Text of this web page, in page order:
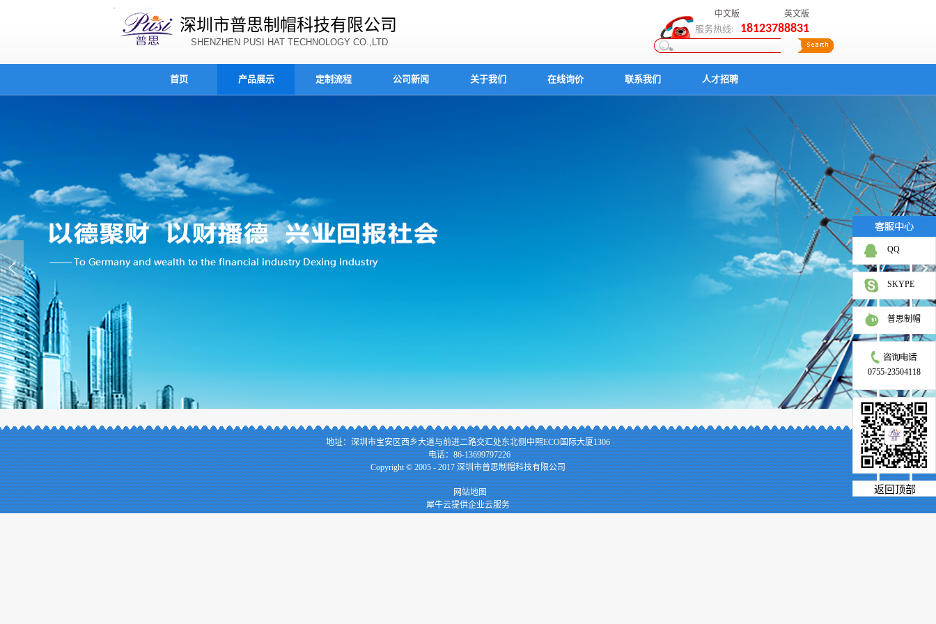
深圳市普思制帽科技有限公司
SHENZHEN PUSI HAT TECHNOLOGY CO.,LTD
服务热线: 18123788831
中文版 英文版
首页 产品展示 定制流程 公司新闻 关于我们 在线询价 联系我们 人才招聘
Copyright © 2005 - 2017 深圳市普思制帽科技有限公司
网站地图
犀牛云提供企业云服务
地址：深圳市宝安区西乡大道与前进二路交汇处东北侧中熙ECO国际大厦1306
电话：86-13699797226
X
QQ
SKYPE
普思制帽
0755-23504118
返回顶部